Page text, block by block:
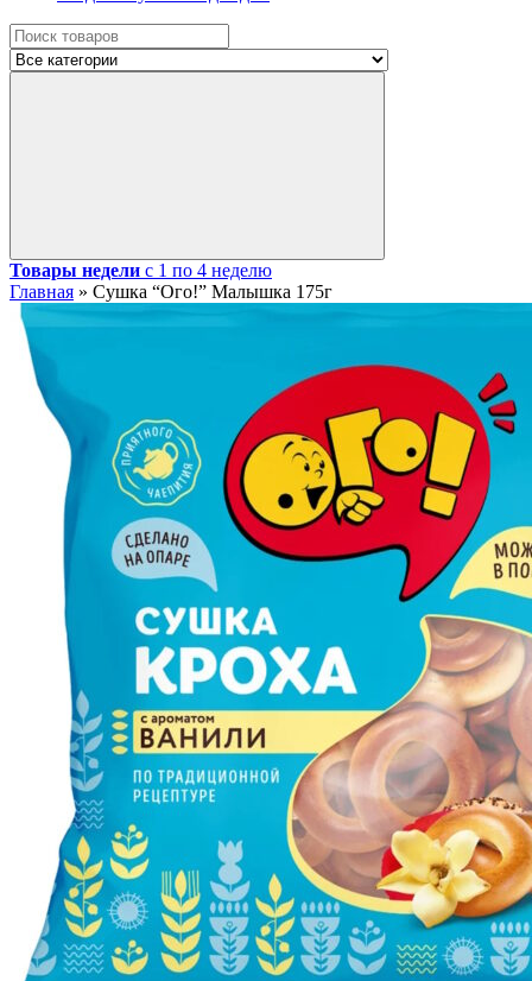
Товары недели с 1 по 4 неделю
Главная » Сушка “Ого!” Малышка 175г